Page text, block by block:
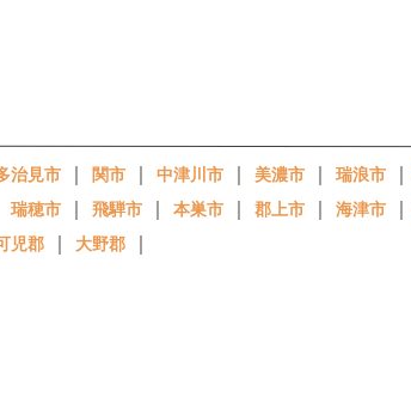
治見市 ｜ 関市 ｜ 中津川市 ｜ 美濃市 ｜ 瑞浪市 ｜
瑞穂市 ｜ 飛騨市 ｜ 本巣市 ｜ 郡上市 ｜ 海津市 ｜
児郡 ｜ 大野郡 ｜